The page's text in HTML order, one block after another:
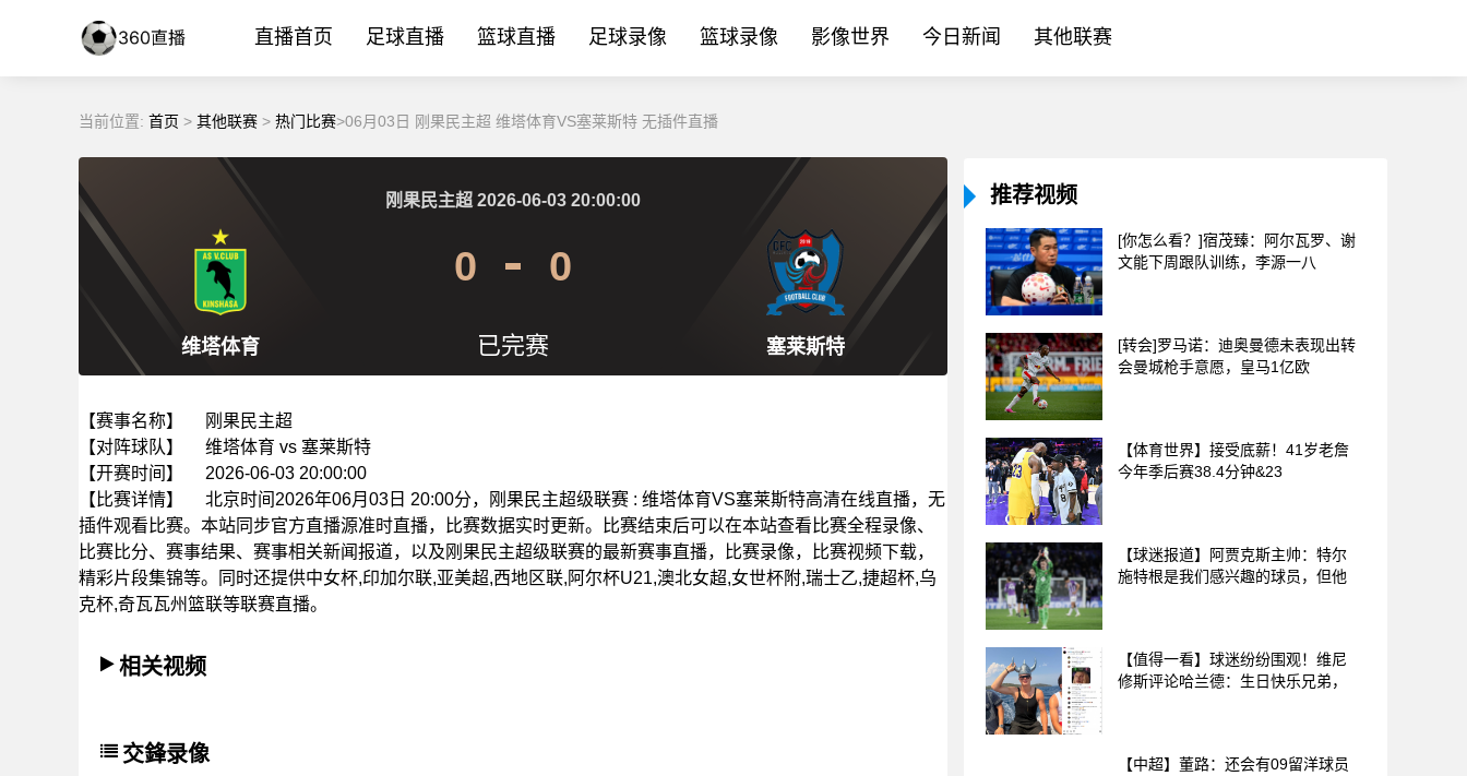
直播首页 足球直播 篮球直播 足球录像 篮球录像 影像世界 今日新闻 其他联赛
当前位置: 首页 > 其他联赛 > 热门比赛>06月03日 刚果民主超 维塔体育VS塞莱斯特 无插件直播
维塔体育 塞莱斯特
刚果民主超 2026-06-03 20:00:00
0 0
已完赛
【赛事名称】
刚果民主超
【对阵球队】
维塔体育 vs 塞莱斯特
【开赛时间】
2026-06-03 20:00:00
【比赛详情】
北京时间2026年06月03日 20:00分，刚果民主超级联赛 : 维塔体育VS塞莱斯特高清在线直播，无
插件观看比赛。本站同步官方直播源准时直播，比赛数据实时更新。比赛结束后可以在本站查看比赛全程录像、
比赛比分、赛事结果、赛事相关新闻报道，以及刚果民主超级联赛的最新赛事直播，比赛录像，比赛视频下载，
精彩片段集锦等。同时还提供中女杯,印加尔联,亚美超,西地区联,阿尔杯U21,澳北女超,女世杯附,瑞士乙,捷超杯,乌
克杯,奇瓦瓦州篮联等联赛直播。
相关视频
交鋒录像
推荐视频
[你怎么看？]宿茂臻：阿尔瓦罗、谢
文能下周跟队训练，李源一八
[转会]罗马诺：迪奥曼德未表现出转
会曼城枪手意愿，皇马1亿欧
【体育世界】接受底薪！41岁老詹
今年季后赛38.4分钟&23
【球迷报道】阿贾克斯主帅：特尔
施特根是我们感兴趣的球员，但他
【值得一看】球迷纷纷围观！维尼
修斯评论哈兰德：生日快乐兄弟，
【中超】董路：还会有09留洋球员